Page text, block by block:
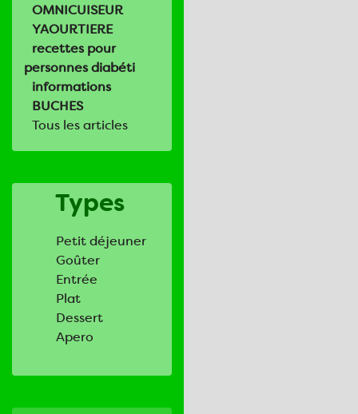
OMNICUISEUR
YAOURTIERE
recettes pour
personnes diabéti
informations
BUCHES
Tous les articles
Types
Petit déjeuner
Goûter
Entrée
Plat
Dessert
Apero